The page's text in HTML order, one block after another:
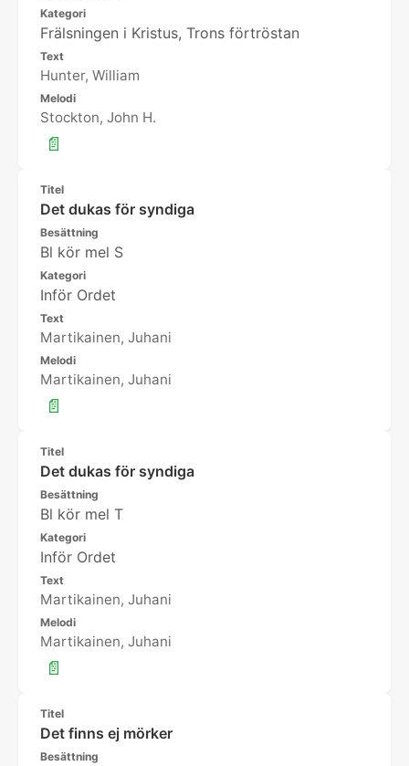
Kategori
Frälsningen i Kristus, Trons förtröstan
Text
Hunter, William
Melodi
Stockton, John H.
📄
Titel
Det dukas för syndiga
Besättning
Bl kör mel S
Kategori
Inför Ordet
Text
Martikainen, Juhani
Melodi
Martikainen, Juhani
📄
Titel
Det dukas för syndiga
Besättning
Bl kör mel T
Kategori
Inför Ordet
Text
Martikainen, Juhani
Melodi
Martikainen, Juhani
📄
Titel
Det finns ej mörker
Besättning